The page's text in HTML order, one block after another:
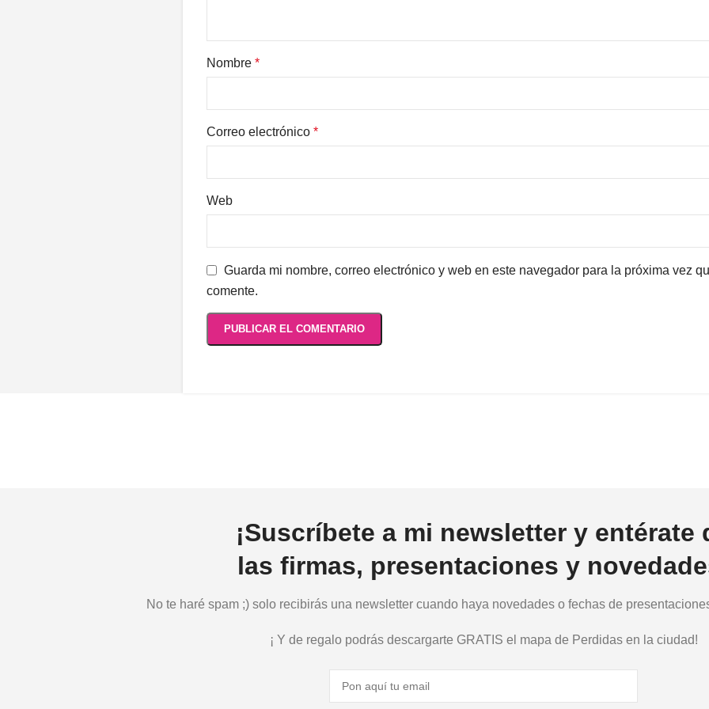
Nombre *
Correo electrónico *
Web
Guarda mi nombre, correo electrónico y web en este navegador para la próxima vez
comente.
¡Suscríbete a mi newsletter y entérate
las firmas, presentaciones y
No te haré spam ;) solo recibirás una newsletter cuando haya novedades o fechas de
¡ Y de regalo podrás descargarte GRATIS el mapa de Perdidas en la ciudad!